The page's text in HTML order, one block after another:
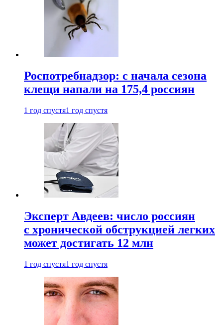
Роспотребнадзор: с начала сезона
клещи напали на 175,4 россиян
1 год спустя1 год спустя
Эксперт Авдеев: число россиян
с хронической обструкцией легких
может достигать 12 млн
1 год спустя1 год спустя